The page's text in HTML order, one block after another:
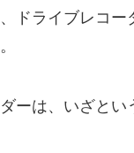
ドライブレコー
ーは、いざとい